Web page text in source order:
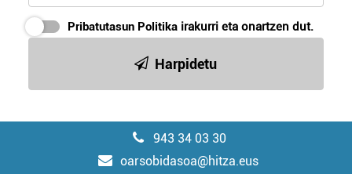
Pribatutasun Politika irakurri eta onartzen dut.
Harpidetu
943 34 03 30
oarsobidasoa@hitza.eus